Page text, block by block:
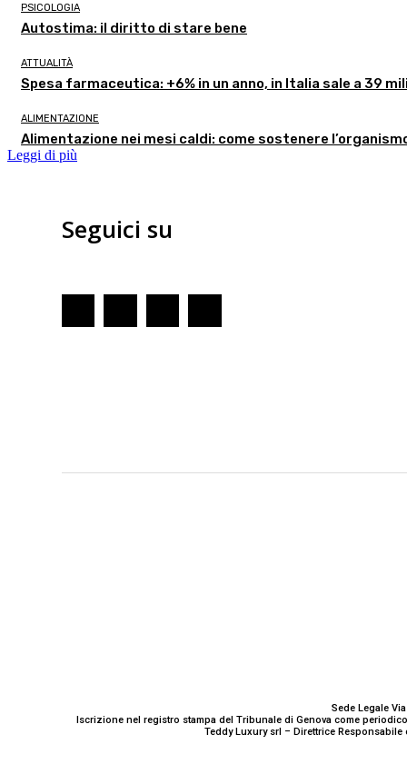
PSICOLOGIA
Autostima: il diritto di stare bene
ATTUALITÀ
Spesa farmaceutica: +6% in un anno, in Italia sale a 39
ALIMENTAZIONE
Alimentazione nei mesi caldi: come sostenere
Leggi di più
Seguici su
Sede Legale
Iscrizione nel registro stampa del Tribunale di Genova come
Teddy Luxury srl – Direttrice Responsabile